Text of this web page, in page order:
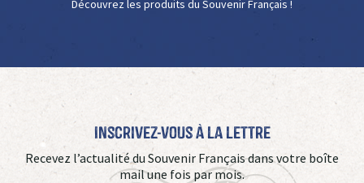
Découvrez les produits du Souvenir Français !
Inscrivez-vous à La Lettre
Recevez l’actualité du Souvenir Français dans votre boîte
mail une fois par mois.